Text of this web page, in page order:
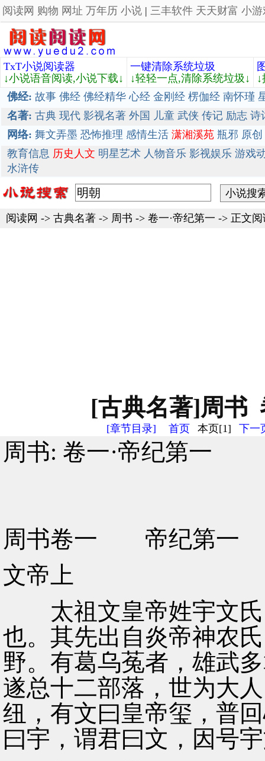
阅读网 购物 网址 万年历 小说 | 三丰软件 天天财富 小游
TxT小说阅读器
↓小说语音阅读,小说下载↓
一键清除系统垃圾
↓轻轻一点,清除系统垃圾↓
佛经: 故事 佛经 佛经精华 心经 金刚经 楞伽经 南怀瑾
名著: 古典 现代 影视名著 外国 儿童 武侠 传记 励志 诗
网络: 舞文弄墨 恐怖推理 感情生活 潇湘溪苑 瓶邪 原创
教育信息 历史人文 明星艺术 人物音乐 影视娱乐 游戏
水浒传
阅读网 -> 古典名著 -> 周书 -> 卷一·帝纪第一 -> 正文阅
[古典名著]周书
[章节目录] 首页 本页[1] 下一
周书: 卷一·帝纪第一
周书卷一 帝纪第一
文帝上
太祖文皇帝姓宇文氏
也。其先出自炎帝神农
野。有葛乌菟者，雄武
遂总十二部落，世为大
纽，有文曰皇帝玺，普
曰宇，谓君曰文，因号